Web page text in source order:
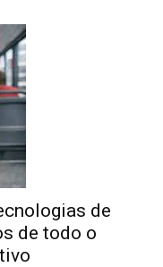
de
de todo o